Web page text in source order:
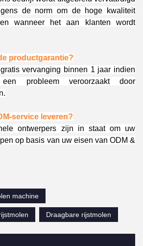
de norm om de hoge kwaliteit
wanneer het aan klanten wordt
productgarantie?
vervanging binnen 1 jaar indien
probleem veroorzaakt door
service leveren?
ontwerpers zijn in staat om uw
op basis van uw eisen van ODM &
machine
Draagbare rijstmolen